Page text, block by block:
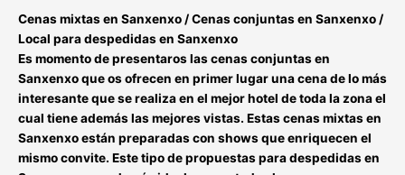
Cenas mixtas en Sanxenxo / Cenas conjuntas en Sanxenxo /
Local para despedidas en Sanxenxo
Es momento de presentaros lascenas conjuntas en
Sanxenxoque os ofrecen en primer lugar una cena de lo más
interesante que se realiza en el mejor hotel de toda la zona el
cual tiene además las mejores vistas. Estascenas mixtas en
Sanxenxoestán preparadas con shows que enriquecen el
mismo convite. Este tipo depropuestas para despedidas en